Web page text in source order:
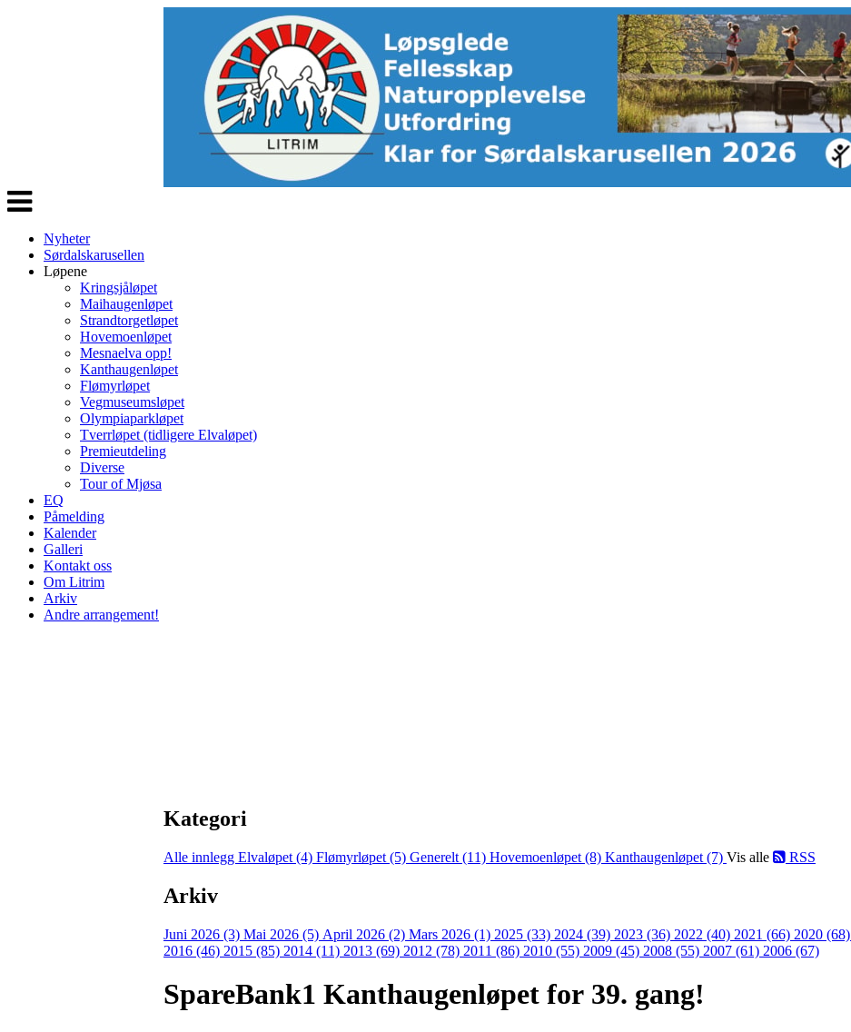
Veksle
navigasjon
Nyheter
Sørdalskarusellen
Løpene
Kringsjåløpet
Maihaugenløpet
Strandtorgetløpet
Hovemoenløpet
Mesnaelva opp!
Kanthaugenløpet
Flømyrløpet
Vegmuseumsløpet
Olympiaparkløpet
Tverrløpet (tidligere Elvaløpet)
Premieutdeling
Diverse
Tour of Mjøsa
EQ
Påmelding
Kalender
Galleri
Kontakt oss
Om Litrim
Arkiv
Andre arrangement!
Kategori
Alle innlegg Elvaløpet (4) Flømyrløpet (5) Generelt (11) Hovemoenløpet (8) Kanthaugenløpet (7) Vis alle RSS
Arkiv
Juni 2026 (3) Mai 2026 (5) April 2026 (2) Mars 2026 (1) 2025 (33) 2024 (39) 2023 (36) 2022 (40) 2021 (66) 2020 (68)
2016 (46) 2015 (85) 2014 (11) 2013 (69) 2012 (78) 2011 (86) 2010 (55) 2009 (45) 2008 (55) 2007 (61) 2006 (67)
SpareBank1 Kanthaugenløpet for 39. gang!